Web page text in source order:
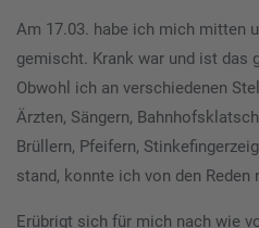
Am 17.03. habe ich mich mitten
gemischt. Krank war und ist das
Obwohl ich an verschiedenen
Ärzten, Sängern,
Brüllern, Pfeifern,
stand, konnte ich von den Reden
Erübrigt sich für mich nach wie